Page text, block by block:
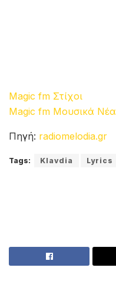
Magic fm Στίχοι
Magic fm Μουσικά Νέα
Πηγή: radiomelodia.gr
Tags: Klavdia Lyrics